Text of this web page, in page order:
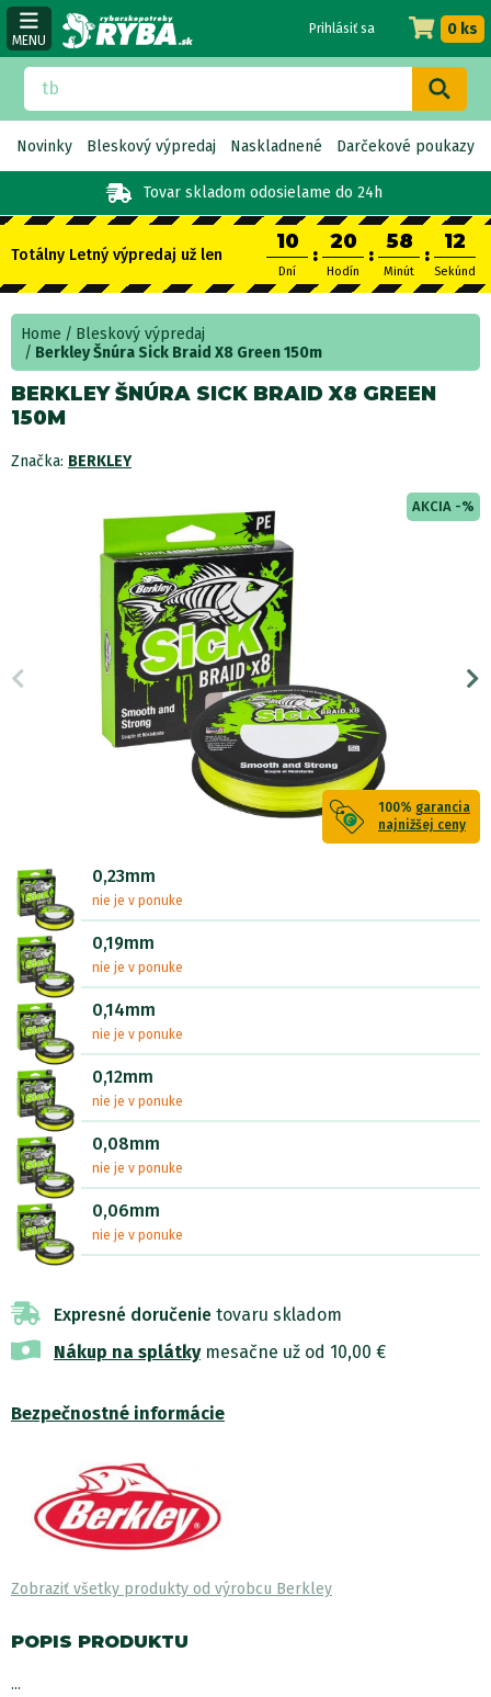
MENU
Tovar skladom odosielame do 24h
Prihlásiť sa 0 ks
Novinky Bleskový výpredaj Naskladnené Darčekové poukazy
Totálny Letný výpredaj už len
10
Dní
:
20
Hodín
:
58
Minút
:
11
Sekúnd
Home
Bleskový výpredaj
Berkley Šnúra Sick Braid X8 Green 150m
BERKLEY ŠNÚRA SICK BRAID X8 GREEN
150M
Značka: BERKLEY
AKCIA -%
100% garancia
najnižšej ceny
0,23mm
nie je v ponuke
0,19mm
nie je v ponuke
0,14mm
nie je v ponuke
0,12mm
nie je v ponuke
0,08mm
nie je v ponuke
0,06mm
nie je v ponuke
Expresné doručenie tovaru skladom
Nákup na splátkymesačne už od 10,00 €
Bezpečnostné informácie
Zobraziť všetky produkty od výrobcu Berkley
POPIS PRODUKTU
...